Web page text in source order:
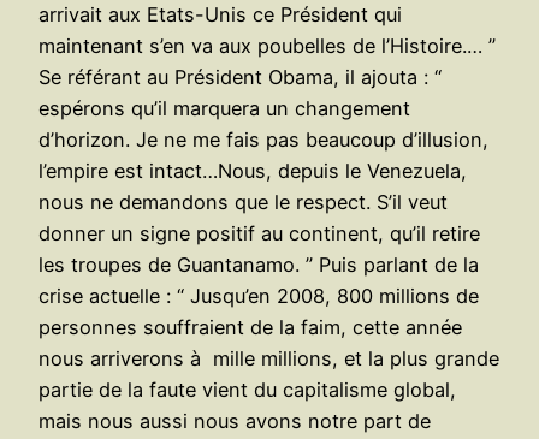
arrivait aux Etats-Unis ce Président qui
maintenant s’en va aux poubelles de l’Histoire.… ”
Se référant au Président Obama, il ajouta : “
espérons qu’il marquera un changement
d’horizon. Je ne me fais pas beaucoup d’illusion,
l’empire est intact…Nous, depuis le Venezuela,
nous ne demandons que le respect. S’il veut
donner un signe positif au continent, qu’il retire
les troupes de Guantanamo. ” Puis parlant de la
crise actuelle : “ Jusqu’en 2008, 800 millions de
personnes souffraient de la faim, cette année
nous arriverons à mille millions, et la plus grande
partie de la faute vient du capitalisme global,
mais nous aussi nous avons notre part de